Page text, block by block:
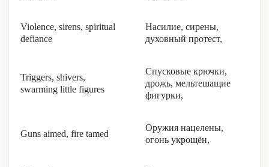
Violence, sirens, spiritual
defiance
Насилие, сирены,
духовный протест,
Triggers, shivers,
swarming little figures
Спусковые крючки,
дрожь, мельтешащие
фигурки,
Guns aimed, fire tamed
Оружия нацелены,
огонь укрощён,